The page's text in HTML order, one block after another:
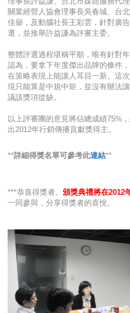
關業經營人協會理事長吳春城、台
佳燊，及動腦社長王彩雲，針對廣
選，並推舉許益謙為評審主委。
整體評選過程堪稱平順，唯有針對
認為，要拿下年度傑出品牌的條件
在策略表現上能讓人耳目一新。這
現只能算是中規中矩，並沒有辦法
議該獎項從缺。
以上評審團的意見將佔總成績75%
出2012年行銷傳播貢獻獎得主。
**詳細得獎名單可參考此連結**
***恭喜得獎者。 頒獎典禮將在2012
一同參與，分享得獎者的喜悅。